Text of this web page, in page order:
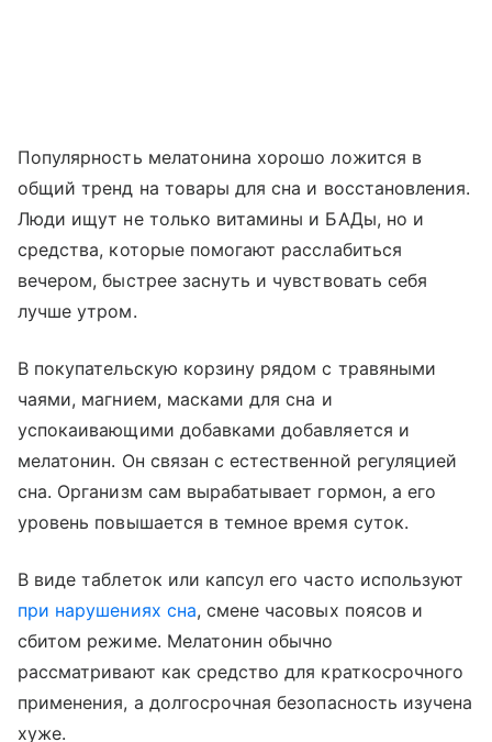
Популярность мелатонина хорошо ложится в
общий тренд на товары для сна и восстановления.
Люди ищут не только витамины и БАДы, но и
средства, которые помогают расслабиться
вечером, быстрее заснуть и чувствовать себя
лучше утром.
В покупательскую корзину рядом с травяными
чаями, магнием, масками для сна и
успокаивающими добавками добавляется и
мелатонин. Он связан с естественной регуляцией
сна. Организм сам вырабатывает гормон, а его
уровень повышается в темное время суток.
В виде таблеток или капсул его часто используют
при нарушениях сна, смене часовых поясов и
сбитом режиме. Мелатонин обычно
рассматривают как средство для краткосрочного
применения, а долгосрочная безопасность изучена
хуже.